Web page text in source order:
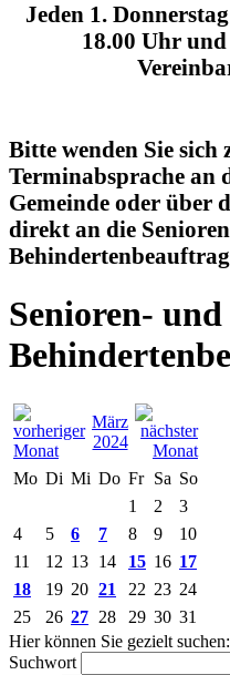
Jeden 1.
18.00 Uhr
Bitte wenden Sie sich
Terminabsprache an
Gemeinde oder
direkt an die
Senioren- und
März
2024
Mo Di Mi Do Fr Sa So
1
2
3
4
5 6 7 8 9
10
11
12 13 14 15 16 17
18
19 20 21 22 23 24
25
26 27 28 29 30 31
Hier können Sie gezielt suchen:
Suchwort